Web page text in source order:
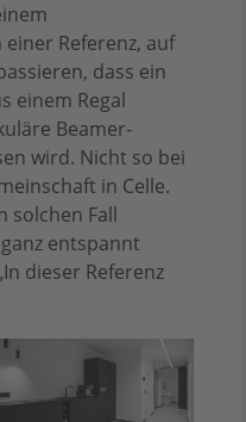
Referenz, auf
dass ein
einem Regal
Beamer-
wird. Nicht so bei
in Celle.
solchen Fall
entspannt
dieser Referenz